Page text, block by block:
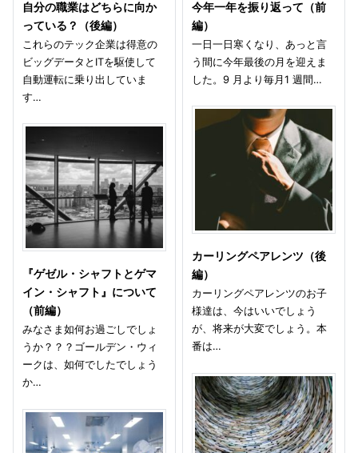
自分の職業はどちらに向か
っている？（後編）
これらのテック企業は得意の
ビッグデータとITを駆使して
自動運転に乗り出していま
す…
『ゲゼル・シャフトとゲマ
イン・シャフト』について
（前編）
みなさま如何お過ごしでしょ
うか？？？ゴールデン・ウィ
ークは、如何でしたでしょう
か…
今年一年を振り返って（前
編）
一日一日寒くなり、あっと言
う間に今年最後の月を迎えま
した。9 月より毎月1 週間…
カーリングペアレンツ（後
編）
カーリングペアレンツのお子
様達は、今はいいでしょう
が、将来が大変でしょう。本
番は…